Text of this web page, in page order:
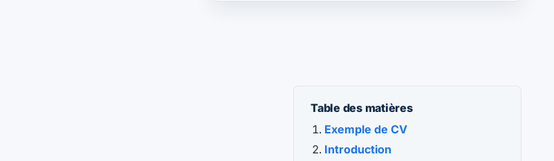
Table des matières
Exemple de CV
Introduction